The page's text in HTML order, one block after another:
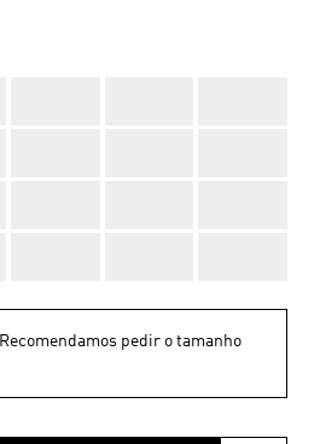
Recomendamos pedir o tamanho